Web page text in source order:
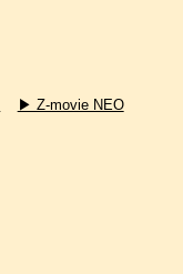
▶ Z-movie NEO